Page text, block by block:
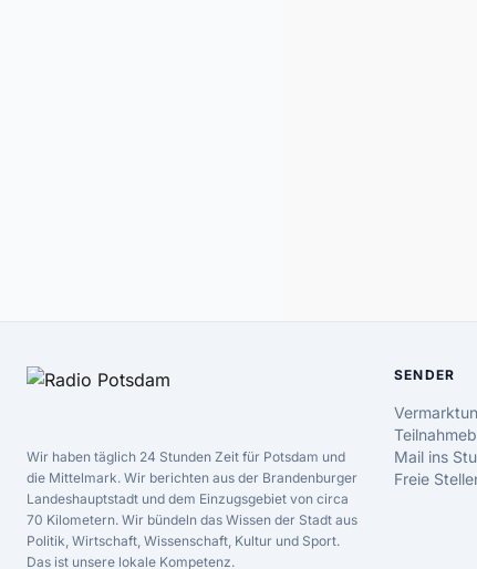
Wir haben täglich 24 Stunden Zeit für Potsdam und
die Mittelmark. Wir berichten aus der Brandenburger
Landeshauptstadt und dem Einzugsgebiet von circa
70 Kilometern. Wir bündeln das Wissen der Stadt aus
Politik, Wirtschaft, Wissenschaft, Kultur und Sport.
Das ist unsere lokale Kompetenz.
SENDER
Mail ins
Freie